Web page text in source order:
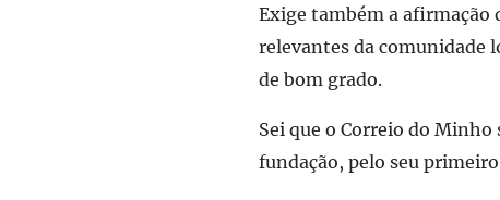
Exige também a afirmação
relevantes da comunidade
de bom grado.
Sei que o Correio do
fundação, pelo seu